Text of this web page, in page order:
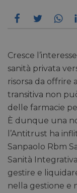
Cresce
sanità privata
risorsa da offrire
transitiva non
delle farmacie
È dunque una
l’Antitrust ha
Sanpaolo Rbm
Sanità
gestire e
nella gestione e